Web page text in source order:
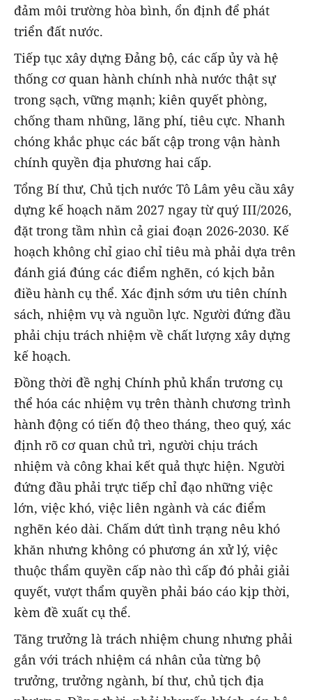
đảm môi trường hòa bình, ổn định để phát
triển đất nước.
Tiếp tục xây dựng Đảng bộ, các cấp ủy và hệ
thống cơ quan hành chính nhà nước thật sự
trong sạch, vững mạnh; kiên quyết phòng,
chống tham nhũng, lãng phí, tiêu cực. Nhanh
chóng khắc phục các bất cập trong vận hành
chính quyền địa phương hai cấp.
Tổng Bí thư, Chủ tịch nước Tô Lâm yêu cầu xây
dựng kế hoạch năm 2027 ngay từ quý III/2026,
đặt trong tầm nhìn cả giai đoạn 2026-2030. Kế
hoạch không chỉ giao chỉ tiêu mà phải dựa trên
đánh giá đúng các điểm nghẽn, có kịch bản
điều hành cụ thể. Xác định sớm ưu tiên chính
sách, nhiệm vụ và nguồn lực. Người đứng đầu
phải chịu trách nhiệm về chất lượng xây dựng
kế hoạch.
Đồng thời đề nghị Chính phủ khẩn trương cụ
thể hóa các nhiệm vụ trên thành chương trình
hành động có tiến độ theo tháng, theo quý, xác
định rõ cơ quan chủ trì, người chịu trách
nhiệm và công khai kết quả thực hiện. Người
đứng đầu phải trực tiếp chỉ đạo những việc
lớn, việc khó, việc liên ngành và các điểm
nghẽn kéo dài. Chấm dứt tình trạng nêu khó
khăn nhưng không có phương án xử lý, việc
thuộc thẩm quyền cấp nào thì cấp đó phải giải
quyết, vượt thẩm quyền phải báo cáo kịp thời,
kèm đề xuất cụ thể.
Tăng trưởng là trách nhiệm chung nhưng phải
gắn với trách nhiệm cá nhân của từng bộ
trưởng, trưởng ngành, bí thư, chủ tịch địa